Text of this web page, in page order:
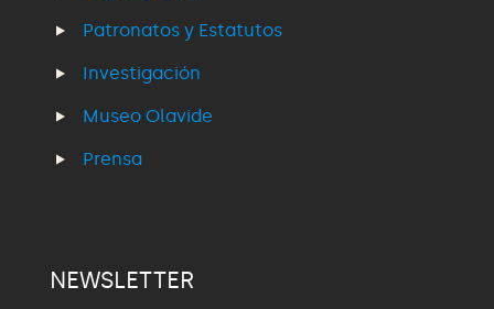
Patronatos y Estatutos
Investigación
Museo Olavide
Prensa
NEWSLETTER